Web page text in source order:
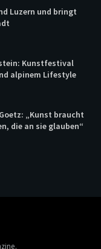
Luzern und bringt
Kunstfestival
alpinem Lifestyle
„Kunst braucht
die an sie glauben“